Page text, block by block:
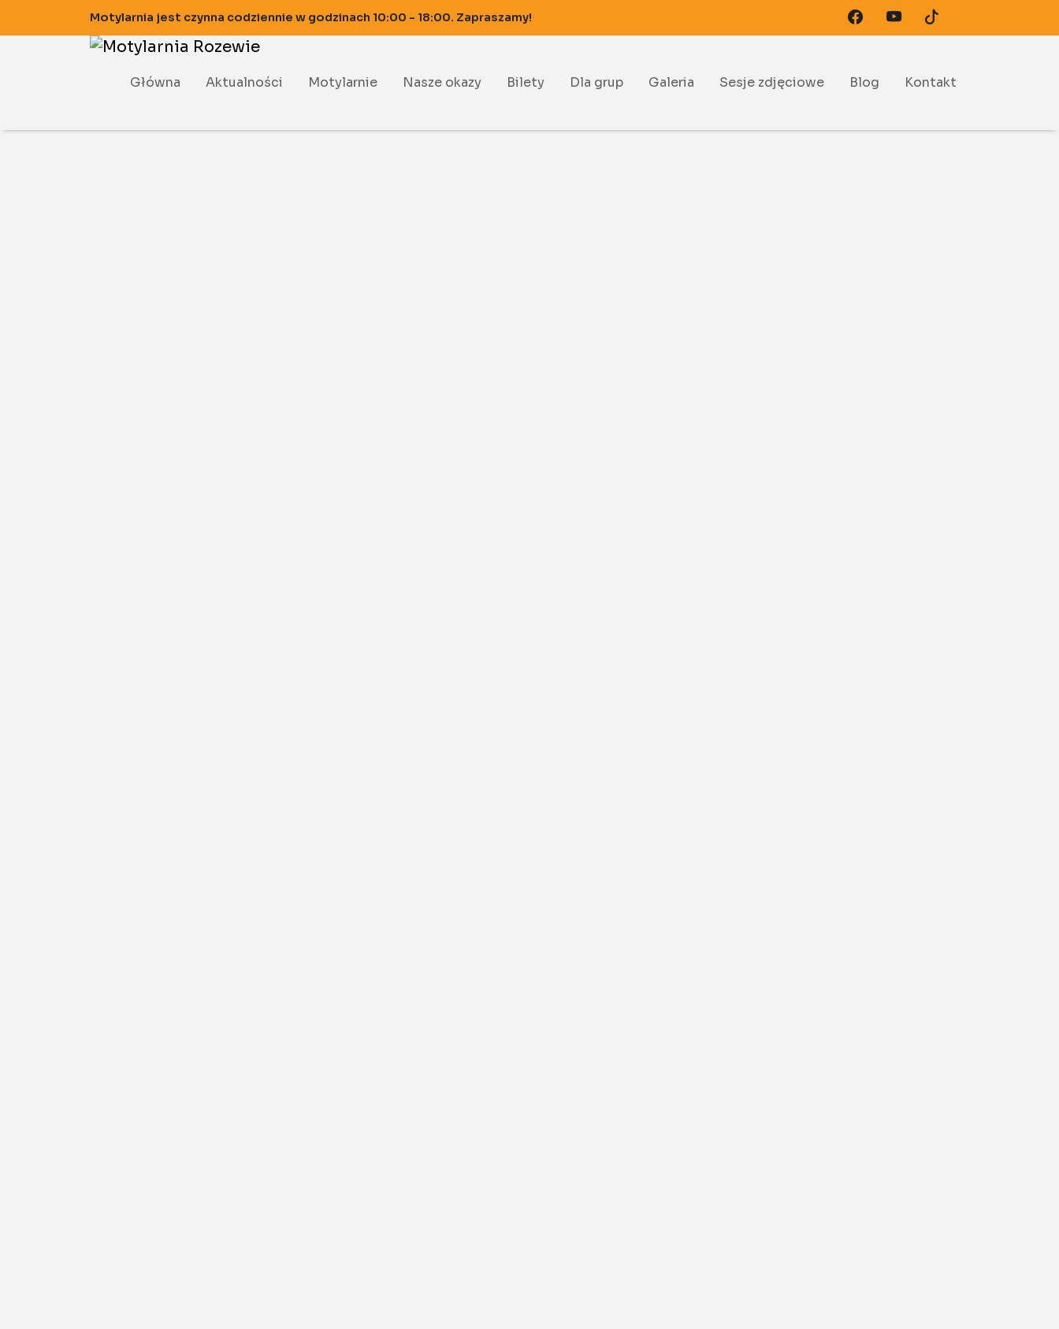
Motylarnia jest czynna codziennie w godzinach 10:00 - 18:00. Zapraszamy!
Główna Aktualności Motylarnie Nasze okazy Bilety Dla grup Galeria Sesje zdjęciowe Blog Kontakt